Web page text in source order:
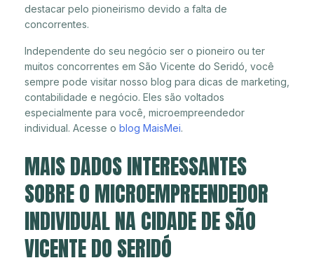
destacar pelo pioneirismo devido a falta de
concorrentes.
Independente do seu negócio ser o pioneiro ou ter
muitos concorrentes em São Vicente do Seridó, você
sempre pode visitar nosso blog para dicas de marketing,
contabilidade e negócio. Eles são voltados
especialmente para você, microempreendedor
individual. Acesse o blog MaisMei.
MAIS DADOS INTERESSANTES
SOBRE O MICROEMPREENDEDOR
INDIVIDUAL NA CIDADE DE SÃO
VICENTE DO SERIDÓ